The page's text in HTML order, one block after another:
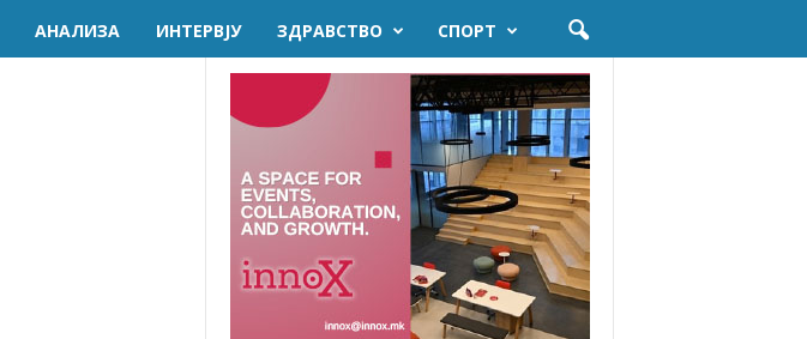
AНАЛИЗА ИНТЕРВЈУ ЗДРАВСТВО СПОРТ